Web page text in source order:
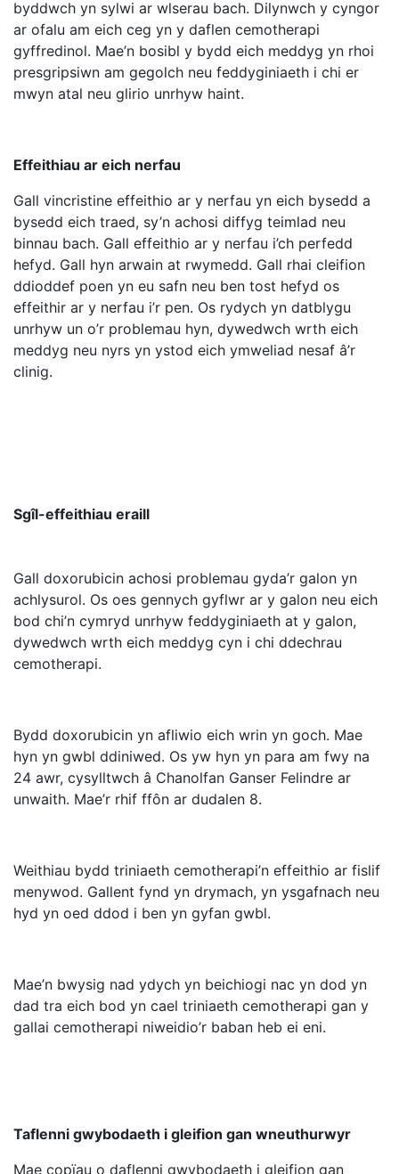
byddwch yn sylwi ar wlserau bach. Dilynwch y cyngor
ar ofalu am eich ceg yn y daflen cemotherapi
gyffredinol. Mae’n bosibl y bydd eich meddyg yn rhoi
presgripsiwn am gegolch neu feddyginiaeth i chi er
mwyn atal neu glirio unrhyw haint.
Effeithiau ar eich nerfau
Gall vincristine effeithio ar y nerfau yn eich bysedd a
bysedd eich traed, sy’n achosi diffyg teimlad neu
binnau bach. Gall effeithio ar y nerfau i’ch perfedd
hefyd. Gall hyn arwain at rwymedd. Gall rhai cleifion
ddioddef poen yn eu safn neu ben tost hefyd os
effeithir ar y nerfau i’r pen. Os rydych yn datblygu
unrhyw un o’r problemau hyn, dywedwch wrth eich
meddyg neu nyrs yn ystod eich ymweliad nesaf â’r
clinig.
Sgîl-effeithiau eraill
Gall doxorubicin achosi problemau gyda’r galon yn
achlysurol. Os oes gennych gyflwr ar y galon neu eich
bod chi’n cymryd unrhyw feddyginiaeth at y galon,
dywedwch wrth eich meddyg cyn i chi ddechrau
cemotherapi.
Bydd doxorubicin yn afliwio eich wrin yn goch. Mae
hyn yn gwbl ddiniwed. Os yw hyn yn para am fwy na
24 awr, cysylltwch â Chanolfan Ganser Felindre ar
unwaith. Mae’r rhif ffôn ar dudalen 8.
Weithiau bydd triniaeth cemotherapi’n effeithio ar fislif
menywod. Gallent fynd yn drymach, yn ysgafnach neu
hyd yn oed ddod i ben yn gyfan gwbl.
Mae’n bwysig nad ydych yn beichiogi nac yn dod yn
dad tra eich bod yn cael triniaeth cemotherapi gan y
gallai cemotherapi niweidio’r baban heb ei eni.
Taflenni gwybodaeth i gleifion gan wneuthurwyr
Mae copïau o daflenni gwybodaeth i gleifion gan